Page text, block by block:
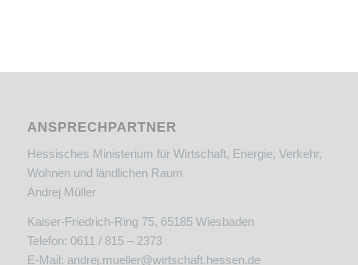
ANSPRECHPARTNER
Hessisches Ministerium für Wirtschaft, Energie, Verkehr,
Wohnen und ländlichen Raum
Andrej Müller
Kaiser-Friedrich-Ring 75, 65185 Wiesbaden
Telefon: 0611 / 815 – 2373
E-Mail: andrej.mueller@wirtschaft.hessen.de